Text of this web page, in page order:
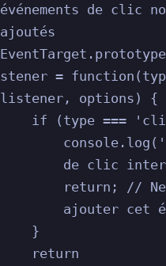
événements de clic
ajoutés
stener =
listener, options) {
if (type ===
de clic
return; // Ne
ajouter cet
}
return